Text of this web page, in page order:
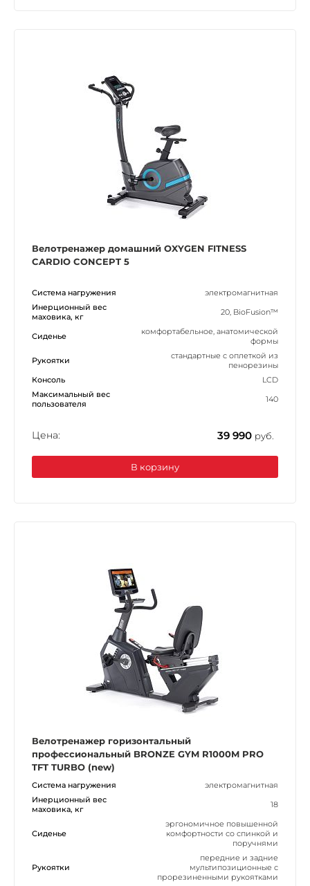
Велотренажер домашний OXYGEN FITNESS
CARDIO CONCEPT 5
Система нагружения
электромагнитная
Инерционный вес
маховика, кг
20, BioFusion™
Сиденье
комфортабельное, анатомической
формы
Рукоятки
стандартные с оплеткой из
пенорезины
Консоль
LCD
Максимальный вес
пользователя
140
Цена: 39 990 руб.
В корзину
Велотренажер горизонтальный
профессиональный BRONZE GYM R1000M PRO
TFT TURBO (new)
Система нагружения
электромагнитная
Инерционный вес
маховика, кг
18
Сиденье
эргономичное повышенной
комфортности со спинкой и
поручнями
Рукоятки
передние и задние
мультипозиционные с
прорезиненными рукоятками